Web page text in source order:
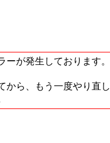
ーが発生しております。
から、もう一度やり直し